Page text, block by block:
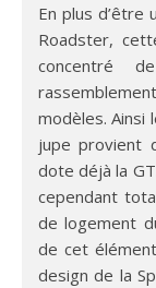
En plus d’être
Roadster,
concentré
modèles. Ainsi
jupe provient
dote déjà la
cependant
de logement
de cet
design de la